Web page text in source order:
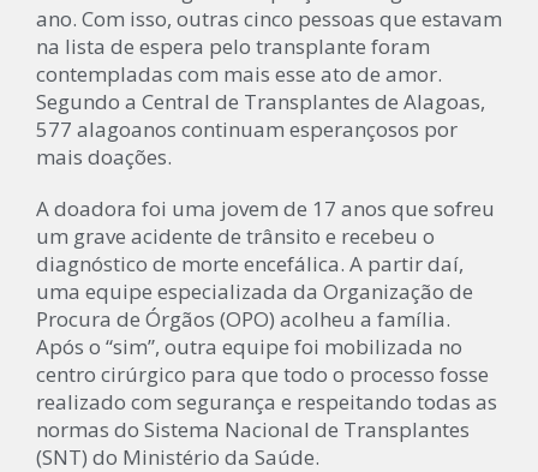
ano. Com isso, outras cinco pessoas que estavam
na lista de espera pelo transplante foram
contempladas com mais esse ato de amor.
Segundo a Central de Transplantes de Alagoas,
577 alagoanos continuam esperançosos por
mais doações.
A doadora foi uma jovem de 17 anos que sofreu
um grave acidente de trânsito e recebeu o
diagnóstico de morte encefálica. A partir daí,
uma equipe especializada da Organização de
Procura de Órgãos (OPO) acolheu a família.
Após o “sim”, outra equipe foi mobilizada no
centro cirúrgico para que todo o processo fosse
realizado com segurança e respeitando todas as
normas do Sistema Nacional de Transplantes
(SNT) do Ministério da Saúde.